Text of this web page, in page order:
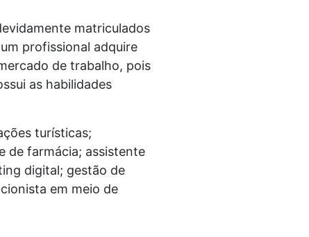
matriculados
profissional adquire
de trabalho, pois
as habilidades
turísticas;
de farmácia; assistente
digital; gestão de
em meio de